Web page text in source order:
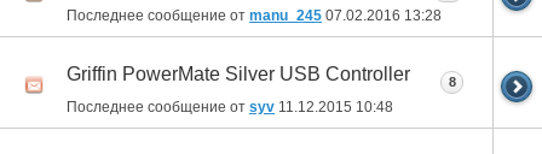
Последнее сообщение от manu_245 07.02.2016 13:28
Griffin PowerMate Silver USB Controller
Последнее сообщение от syv 11.12.2015 10:48
8